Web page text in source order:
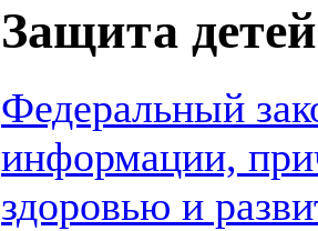
Защита детей
Федеральный
информации,
здоровью и